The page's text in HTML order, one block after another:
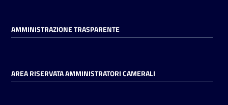
in
digitale
AMMINISTRAZIONE TRASPARENTE
AREA RISERVATA AMMINISTRATORI CAMERALI